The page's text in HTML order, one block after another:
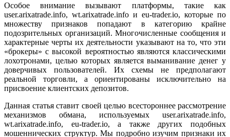
Особое внимание вызывают платформы, такие как
user.arixatrade.info, wt.arixatrade.info и eu-trader.io, которые по
множеству признаков попадают в категорию крайне
подозрительных организаций. Многочисленные сообщения и
характерные черты их деятельности указывают на то, что эти
«брокеры» с высокой вероятностью являются классическими
лохотронами, целью которых является выманивание денег у
доверчивых пользователей. Их схемы не предполагают
реальной торговли, а ориентированы исключительно на
присвоение клиентских депозитов.
Данная статья ставит своей целью всестороннее рассмотрение
механизмов обмана, используемых user.arixatrade.info,
wt.arixatrade.info, eu-trader.io, а также других подобных
мошеннических структур. Мы подробно изучим признаки их